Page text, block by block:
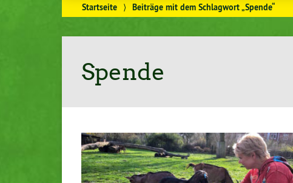
Startseite ⟩ Beiträge mit dem Schlagwort „Spende“
Spende